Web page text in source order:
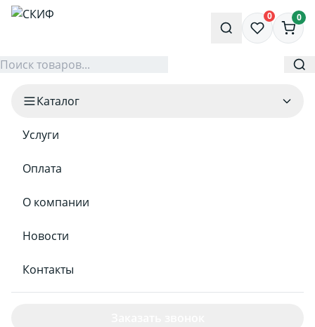
0 0
Каталог
Услуги
Оплата
О компании
Новости
Контакты